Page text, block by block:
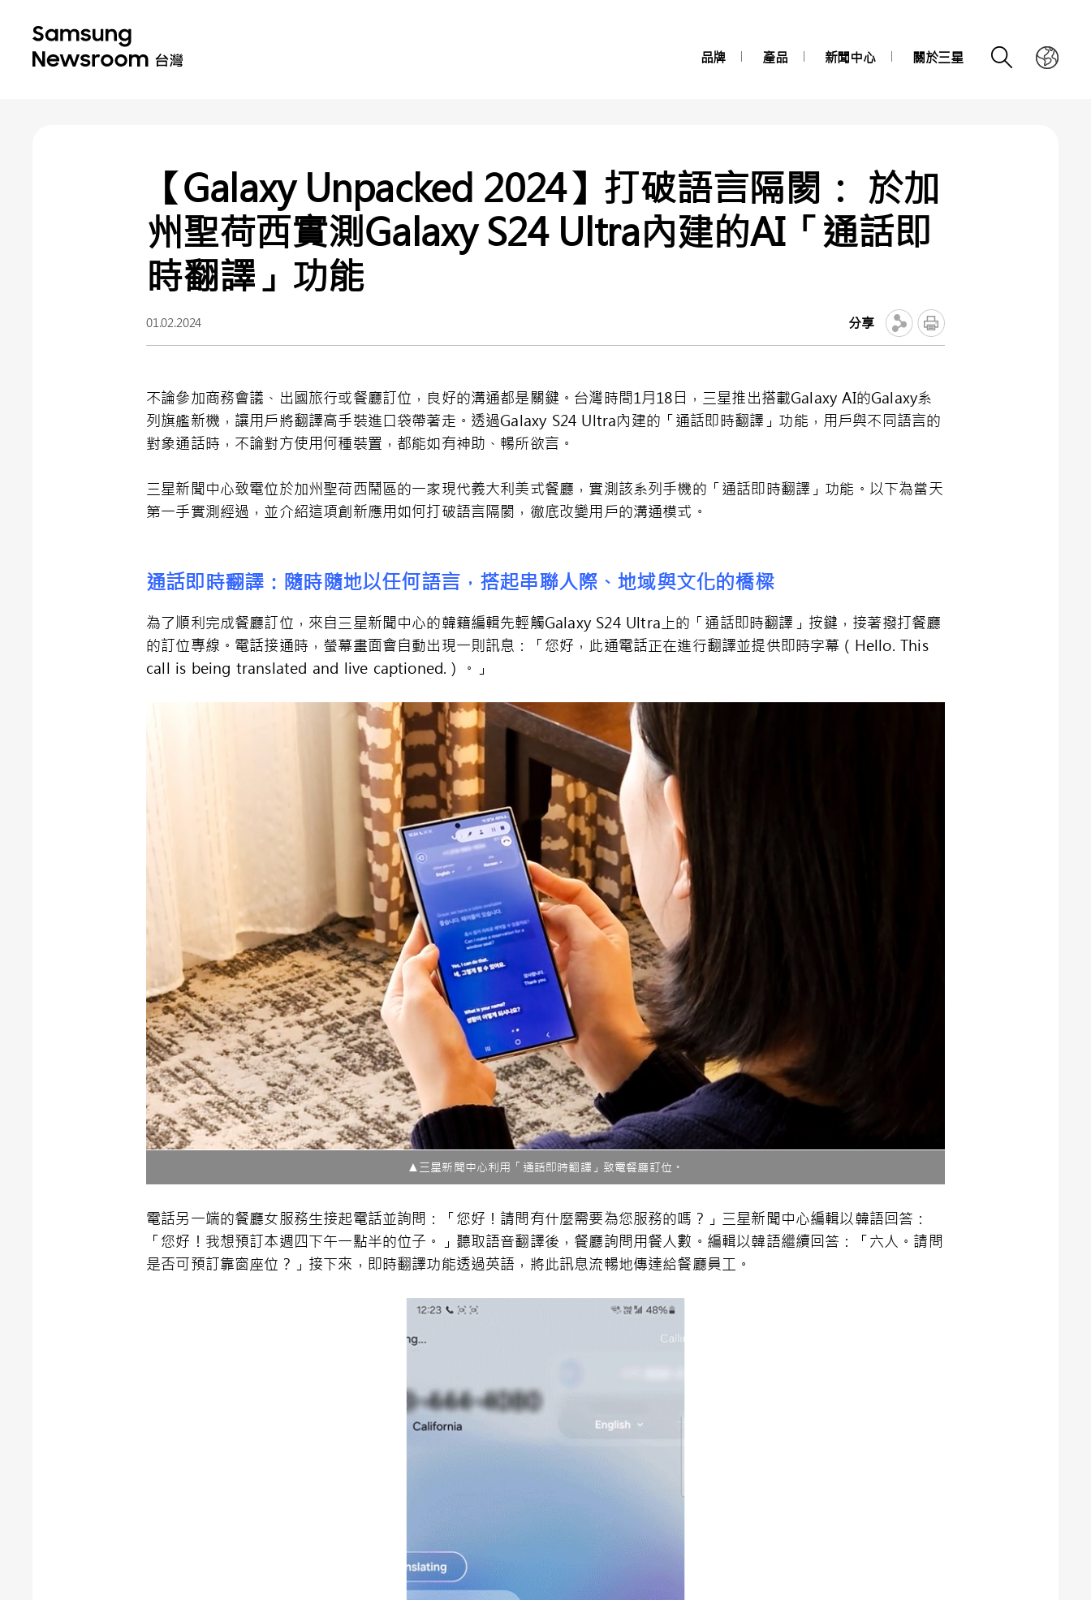
品牌 產品 新聞中心 關於三星
【Galaxy Unpacked 2024】打破語言隔閡： 於加
州聖荷西實測Galaxy S24 Ultra內建的AI「通話即
時翻譯」功能
01.02.2024 分享
不論參加商務會議、出國旅行或餐廳訂位，良好的溝通都是關鍵。台灣時間1月18日，三星推出搭載Galaxy AI的Galaxy系
列旗艦新機，讓用戶將翻譯高手裝進口袋帶著走。透過Galaxy S24 Ultra內建的「通話即時翻譯」功能，用戶與不同語言的
對象通話時，不論對方使用何種裝置，都能如有神助、暢所欲言。
三星新聞中心致電位於加州聖荷西鬧區的一家現代義大利美式餐廳，實測該系列手機的「通話即時翻譯」功能。以下為當天
第一手實測經過，並介紹這項創新應用如何打破語言隔閡，徹底改變用戶的溝通模式。
通話即時翻譯：隨時隨地以任何語言，搭起串聯人際、地域與文化的橋樑
為了順利完成餐廳訂位，來自三星新聞中心的韓籍編輯先輕觸Galaxy S24 Ultra上的「通話即時翻譯」按鍵，接著撥打餐廳
的訂位專線。電話接通時，螢幕畫面會自動出現一則訊息：「您好，此通電話正在進行翻譯並提供即時字幕（Hello. This
call is being translated and live captioned.）。」
▲三星新聞中心利用「通話即時翻譯」致電餐廳訂位。
電話另一端的餐廳女服務生接起電話並詢問：「您好！請問有什麼需要為您服務的嗎？」三星新聞中心編輯以韓語回答：
「您好！我想預訂本週四下午一點半的位子。」聽取語音翻譯後，餐廳詢問用餐人數。編輯以韓語繼續回答：「六人。請問
是否可預訂靠窗座位？」接下來，即時翻譯功能透過英語，將此訊息流暢地傳達給餐廳員工。